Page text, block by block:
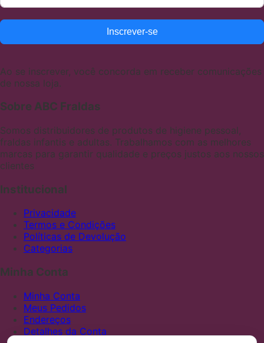
Inscrever-se
Ao se inscrever, você concorda em receber comunicações
de nossa loja.
Sobre ABC Fraldas
Somos distribuidores de produtos de higiene pessoal,
fraldas infantis e adultas. Trabalhamos com as melhores
marcas para garantir qualidade e preços justos aos nossos
clientes
Institucional
Privacidade
Termos e Condições
Políticas de Devolução
Categorias
Minha Conta
Minha Conta
Meus Pedidos
Endereços
Detalhes da Conta